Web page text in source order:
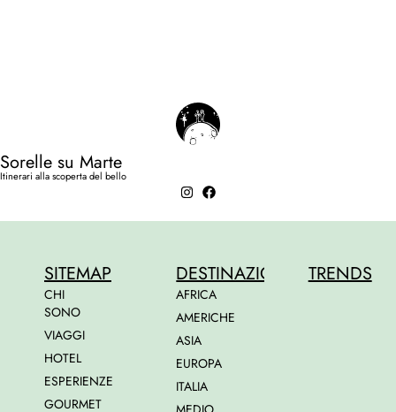
Sorelle su Marte
Itinerari alla scoperta del bello
SITEMAP
CHI
SONO
VIAGGI
HOTEL
ESPERIENZE
GOURMET
DESTINAZIONI
AFRICA
AMERICHE
ASIA
EUROPA
ITALIA
TRENDS